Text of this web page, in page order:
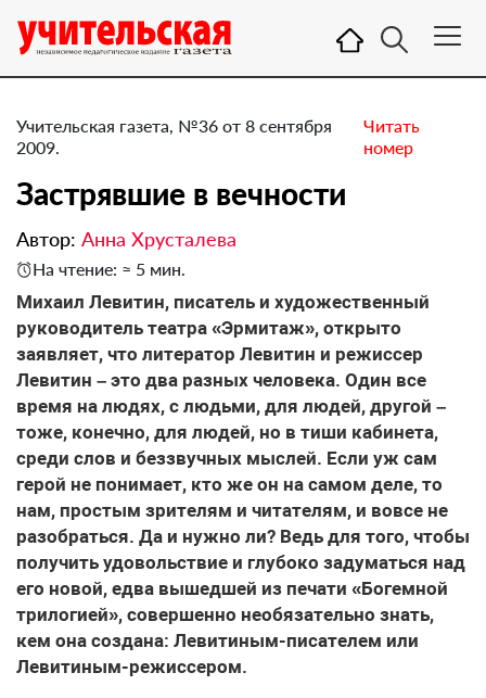
Учительская газета, №36 от 8 сентября
2009.
Читать
номер
Застрявшие в вечности
Автор: Анна Хрусталева
На чтение: ≈ 5 мин.
Михаил Левитин, писатель и художественный
руководитель театра «Эрмитаж», открыто
заявляет, что литератор Левитин и режиссер
Левитин – это два разных человека. Один все
время на людях, с людьми, для людей, другой –
тоже, конечно, для людей, но в тиши кабинета,
среди слов и беззвучных мыслей. Если уж сам
герой не понимает, кто же он на самом деле, то
нам, простым зрителям и читателям, и вовсе не
разобраться. Да и нужно ли? Ведь для того, чтобы
получить удовольствие и глубоко задуматься над
его новой, едва вышедшей из печати «Богемной
трилогией», совершенно необязательно знать,
кем она создана: Левитиным-писателем или
Левитиным-режиссером.